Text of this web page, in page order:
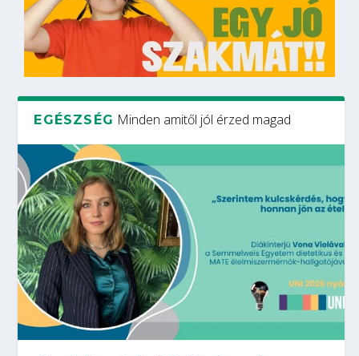
EGÉSZSÉG Minden amitől jól érzed magad